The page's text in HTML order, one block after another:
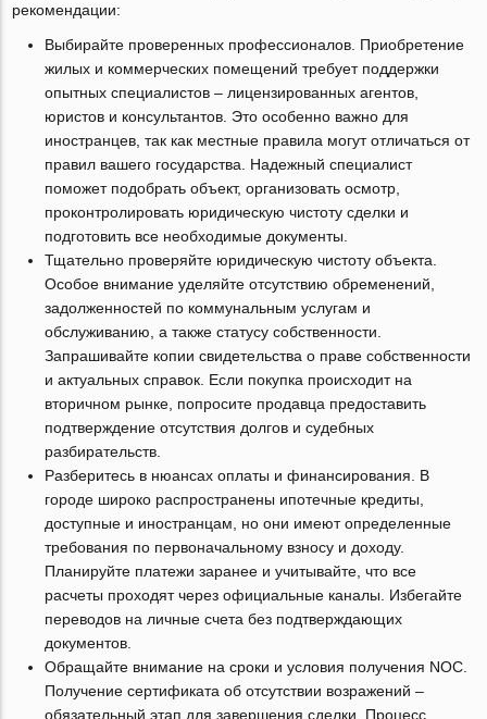
рекомендации:
Выбирайте проверенных профессионалов. Приобретение
жилых и коммерческих помещений требует поддержки
опытных специалистов – лицензированных агентов,
юристов и консультантов. Это особенно важно для
иностранцев, так как местные правила могут отличаться от
правил вашего государства. Надежный специалист
поможет подобрать объект, организовать осмотр,
проконтролировать юридическую чистоту сделки и
подготовить все необходимые документы.
Тщательно проверяйте юридическую чистоту объекта.
Особое внимание уделяйте отсутствию обременений,
задолженностей по коммунальным услугам и
обслуживанию, а также статусу собственности.
Запрашивайте копии свидетельства о праве собственности
и актуальных справок. Если покупка происходит на
вторичном рынке, попросите продавца предоставить
подтверждение отсутствия долгов и судебных
разбирательств.
Разберитесь в нюансах оплаты и финансирования. В
городе широко распространены ипотечные кредиты,
доступные и иностранцам, но они имеют определенные
требования по первоначальному взносу и доходу.
Планируйте платежи заранее и учитывайте, что все
расчеты проходят через официальные каналы. Избегайте
переводов на личные счета без подтверждающих
документов.
Обращайте внимание на сроки и условия получения NOC.
Получение сертификата об отсутствии возражений –
обязательный этап для завершения сделки. Процесс